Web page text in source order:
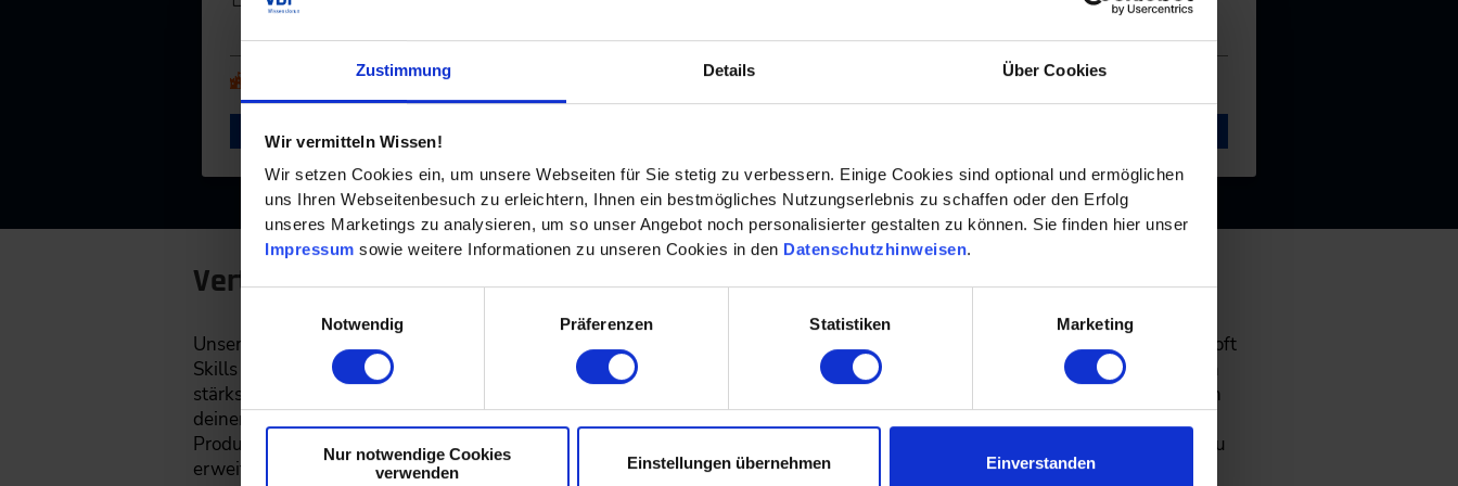
Zustimmung Details Über Cookies
Wir vermitteln Wissen!
Wir setzen Cookies ein, um unsere Webseiten für Sie stetig zu verbessern. Einige Cookies sind optional und ermöglichen
uns Ihren Webseitenbesuch zu erleichtern, Ihnen ein bestmögliches Nutzungserlebnis zu schaffen oder den Erfolg
unseres Marketings zu analysieren, um so unser Angebot noch personalisierter gestalten zu können. Sie finden hier unser
Impressum sowie weitere Informationen zu unseren Cookies in den Datenschutzhinweisen.
Notwendig
Präferenzen Statistiken Marketing
Nur notwendige Cookies
verwenden
Einstellungen übernehmen Einverstanden
DETAILS & BUCHEN
Vertiefende Seminare: Stärkung deiner Führungskompetenzen
Unsere vertiefenden Seminare bieten dir die Möglichkeit, deine Führungskompetenzen gezielt auszubauen. Im Bereich der Soft
Skills lernst du, wie du effektive Kommunikationsstrategien entwickelst, diplomatisch agierst und deine sozialen Fähigkeiten
stärkst. Für deine persönliche Weiterentwicklung stehen dir Kurse zur Potenzialentfaltung, agilen Führung und zur Reflexion
deiner Führungsarbeit zur Verfügung. Fachlich kannst du dich in spezifischen Bereichen wie Konstruktion und Entwicklung,
Produktion, Projektleitung und technischem Vertrieb weiterbilden. Diese Vertiefungsseminare helfen dir, deine Kenntnisse zu
erweitern und dich in deinem individuellen Führungsstil zu perfektionieren, um den Herausforderungen in deiner Branche